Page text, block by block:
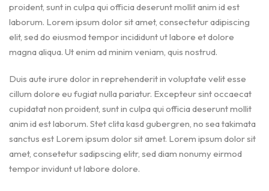
proident, sunt in culpa qui officia deserunt mollit anim id est
laborum. Lorem ipsum dolor sit amet, consectetur adipiscing
elit, sed do eiusmod tempor incididunt ut labore et dolore
magna aliqua. Ut enim ad minim veniam, quis nostrud.
Duis aute irure dolor in reprehenderit in voluptate velit esse
cillum dolore eu fugiat nulla pariatur. Excepteur sint occaecat
cupidatat non proident, sunt in culpa qui officia deserunt mollit
anim id est laborum. Stet clita kasd gubergren, no sea takimata
sanctus est Lorem ipsum dolor sit amet. Lorem ipsum dolor sit
amet, consetetur sadipscing elitr, sed diam nonumy eirmod
tempor invidunt ut labore dolore.